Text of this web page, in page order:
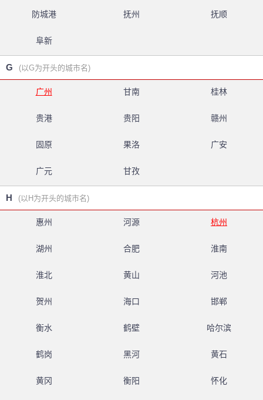
防城港 抚州 抚顺
阜新
G (以G为开头的城市名)
广州 甘南 桂林
贵港 贵阳 赣州
固原 果洛 广安
广元 甘孜
H (以H为开头的城市名)
惠州 河源 杭州
湖州 合肥 淮南
淮北 黄山 河池
贺州 海口 邯郸
衡水 鹤壁 哈尔滨
鹤岗 黑河 黄石
黄冈 衡阳 怀化